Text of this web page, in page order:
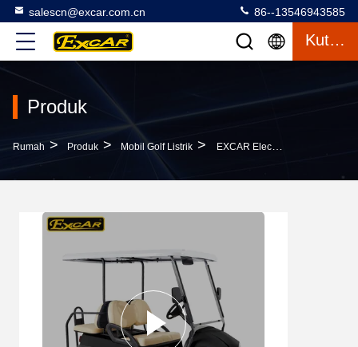
salescn@excar.com.cn 86--13546943585
Kutipan
Produk
Rumah > Produk > Mobil Golf Listrik > EXCAR Electric Golf Carts Untuk 4 Penumpang Dengan Baterai ADC 3.7KW Motor / Trojan